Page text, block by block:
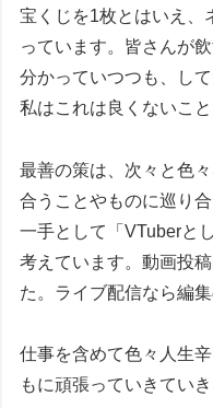
宝くじを1枚とはいえ、
っています。皆さんが
分かっていつつも、し
私はこれは良くないこ
最善の策は、次々と色
合うことやものに巡り
一手として「VTuberと
考えています。動画投
た。ライブ配信なら編
仕事を含めて色々人生
もに頑張っていきていき